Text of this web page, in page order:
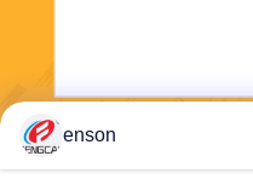
enson